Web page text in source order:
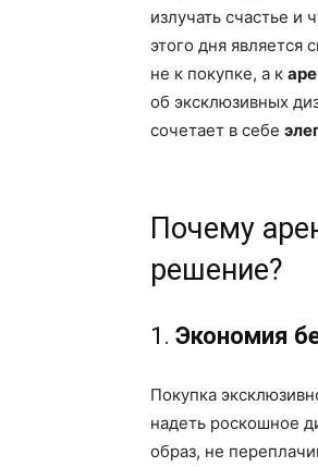
излучать счастье и
этого дня
не к покупке, а к
об эксклюзивных
сочетает в себе
Почему
решение?
1. Экономия
Покупка
надеть роскошное
образ, не